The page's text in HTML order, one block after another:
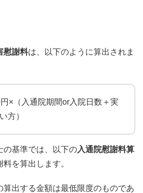
慰謝料は、以下のように算出されま
×（入通院期間or入院日数＋実
方）
の基準では、以下の入通院慰謝料算
を算出します。
算出する金額は最低限度のものであ